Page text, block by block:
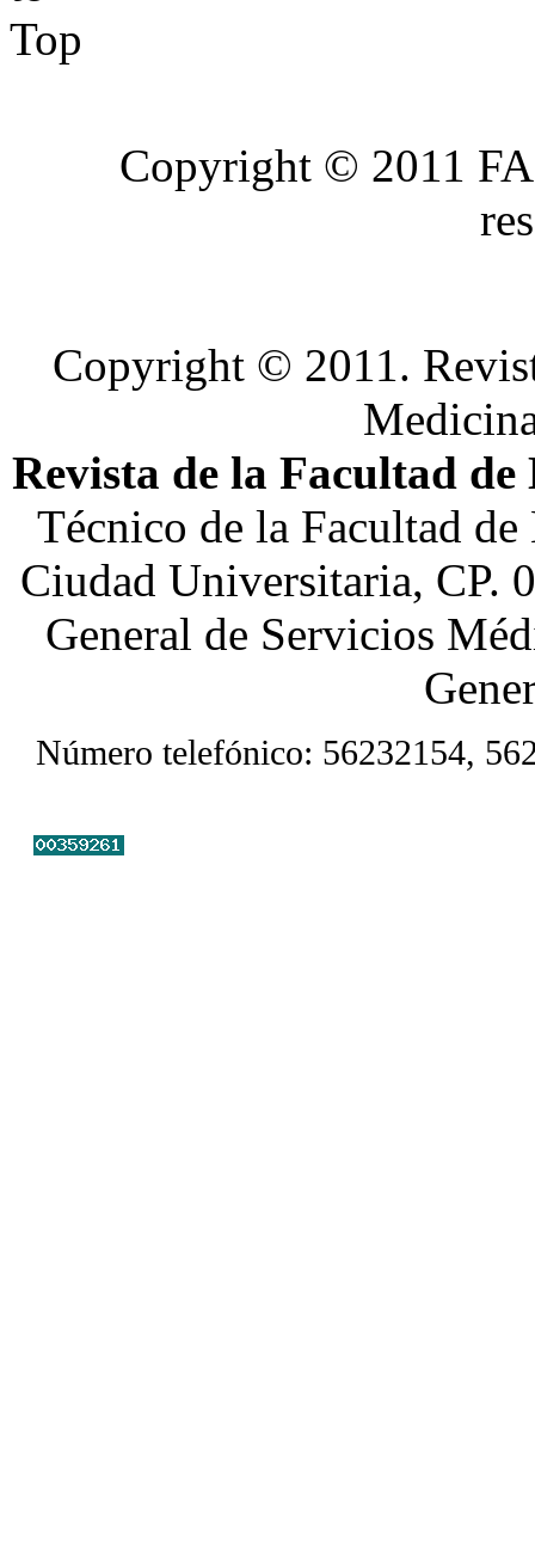
Copyright © 2011
Copyright © 2011.
Revista de la Facultad
Técnico de la Facultad
Ciudad Universitaria, CP.
General de Servicios
Número telefónico: 56232154,